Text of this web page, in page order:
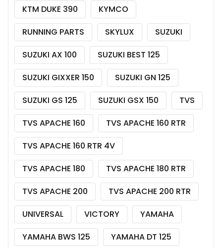
KTM DUKE 390
KYMCO
RUNNING PARTS
SKYLUX
SUZUKI
SUZUKI AX 100
SUZUKI BEST 125
SUZUKI GIXXER 150
SUZUKI GN 125
SUZUKI GS 125
SUZUKI GSX 150
TVS
TVS APACHE 160
TVS APACHE 160 RTR
TVS APACHE 160 RTR 4V
TVS APACHE 180
TVS APACHE 180 RTR
TVS APACHE 200
TVS APACHE 200 RTR
UNIVERSAL
VICTORY
YAMAHA
YAMAHA BWS 125
YAMAHA DT 125